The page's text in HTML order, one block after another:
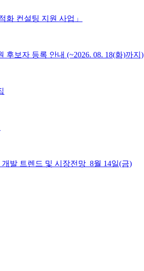
화 컨설팅 지원 사업」
보자 등록 안내 (~2026. 08. 18(화)까지)
발 트렌드 및 시장전망_8월 14일(금)